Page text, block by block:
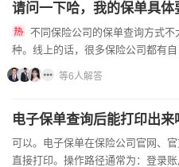
请问一下哈，我的保单具体
种。线上的话，很多保险公司都有
登录后，在相应的保单查询板块，
等6人解答
电子保单查询后能打印出来
可以。电子保单在保险公司官网、
直接打印。操作路径通常为：登录